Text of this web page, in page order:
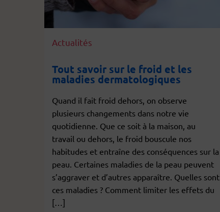
Actualités
Tout savoir sur le froid et les
maladies dermatologiques
Quand il fait froid dehors, on observe
plusieurs changements dans notre vie
quotidienne. Que ce soit à la maison, au
travail ou dehors, le froid bouscule nos
habitudes et entraîne des conséquences sur la
peau. Certaines maladies de la peau peuvent
s’aggraver et d’autres apparaître. Quelles sont
ces maladies ? Comment limiter les effets du
[…]